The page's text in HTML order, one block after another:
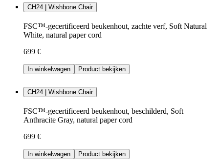
CH24 | Wishbone Chair
FSC™-gecertificeerd beukenhout, zachte verf, Soft Natural
White, natural paper cord
699 €
In winkelwagen Product bekijken
CH24 | Wishbone Chair
FSC™-gecertificeerd beukenhout, beschilderd, Soft
Anthracite Gray, natural paper cord
699 €
In winkelwagen Product bekijken